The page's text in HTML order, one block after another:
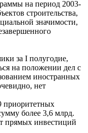
на период 2003-
строительства,
значимости,
за I полугодие,
на положении дел с
иностранных
нет
приоритетных
более 3,6 млрд.
прямых инвестиций